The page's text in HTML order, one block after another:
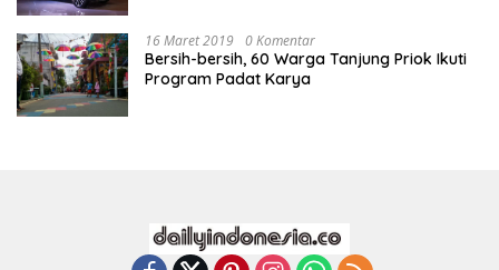
16 Maret 2019 0 Komentar
Bersih-bersih, 60 Warga Tanjung Priok Ikuti
Program Padat Karya